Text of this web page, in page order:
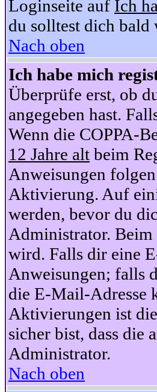
Loginseite auf Ich
du solltest dich
Nach oben
Ich habe mich
Überprüfe erst, ob
angegeben hast.
Wenn die COPPA-
12 Jahre alt beim
Anweisungen
Aktivierung. Auf
werden, bevor du
Administrator.
wird. Falls dir eine
Anweisungen; falls
die E-Mail-Adresse
Aktivierungen ist
sicher bist, dass die
Administrator.
Nach oben